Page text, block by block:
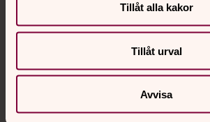
Tillåt alla kakor
Tillåt urval
Avvisa
Kontakt
Kalender